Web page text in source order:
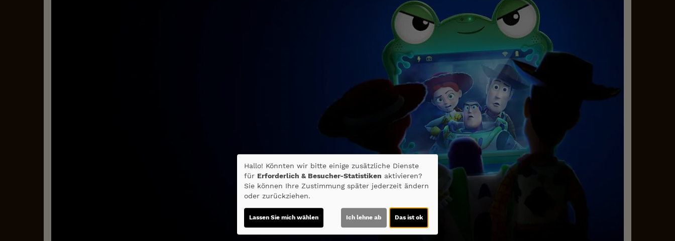
Hallo! Könnten wir bitte einige zusätzliche Dienste
für Erforderlich & Besucher-Statistiken aktivieren?
Sie können Ihre Zustimmung später jederzeit ändern
oder zurückziehen.
Lassen Sie mich wählen Ich lehne ab Das ist ok